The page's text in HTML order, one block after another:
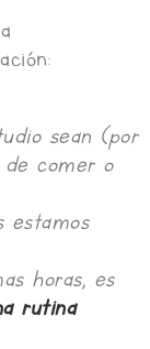
sean (por
comer o
estamos
horas, es
rutina